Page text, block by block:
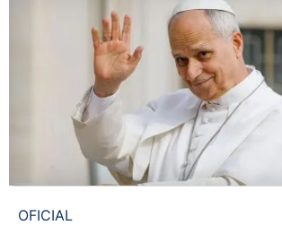
OFICIAL